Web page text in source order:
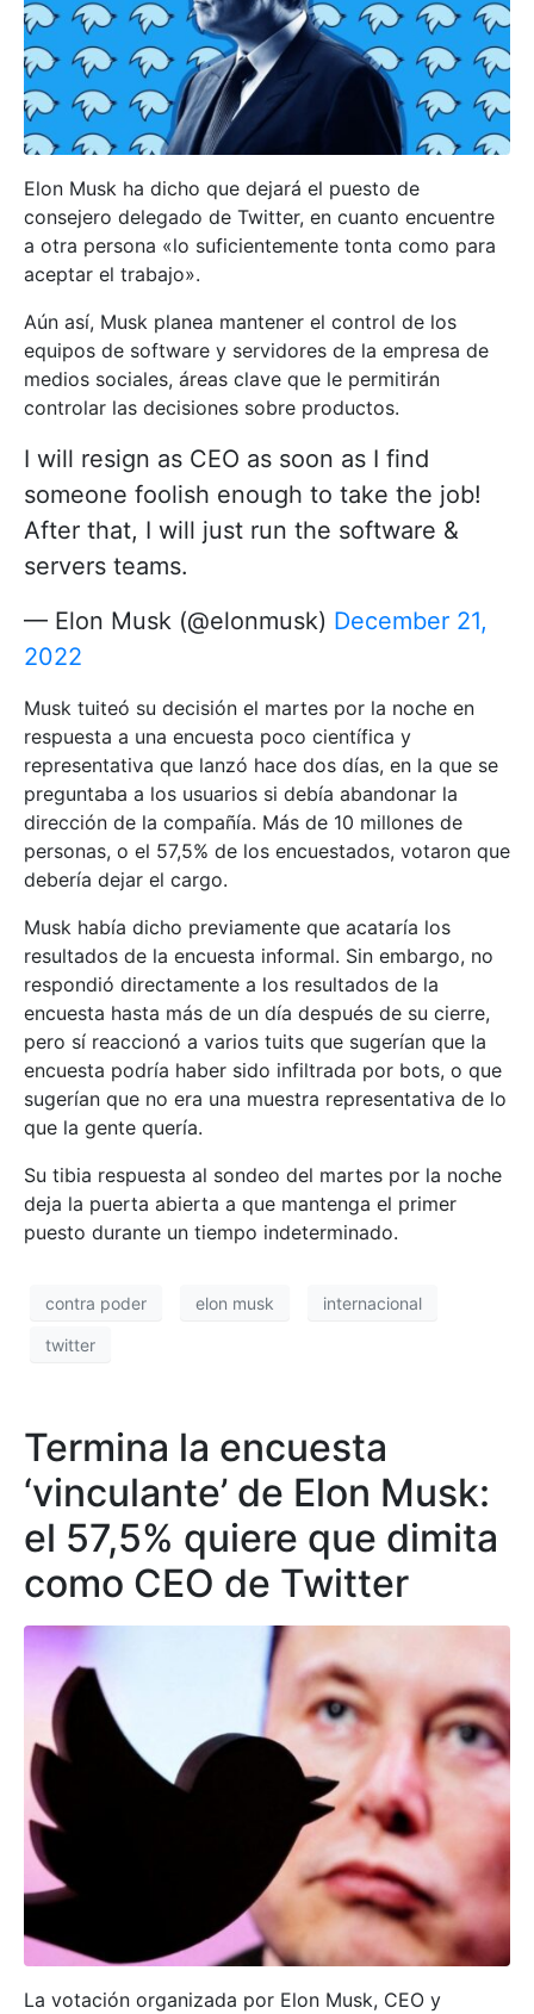
Elon Musk ha dicho que dejará el puesto de
consejero delegado de Twitter, en cuanto encuentre
a otra persona «lo suficientemente tonta como para
aceptar el trabajo».
Aún así, Musk planea mantener el control de los
equipos de software y servidores de la empresa de
medios sociales, áreas clave que le permitirán
controlar las decisiones sobre productos.
I will resign as CEO as soon as I find
someone foolish enough to take the job!
After that, I will just run the software &
servers teams.
— Elon Musk (@elonmusk) December 21,
2022
Musk tuiteó su decisión el martes por la noche en
respuesta a una encuesta poco científica y
representativa que lanzó hace dos días, en la que se
preguntaba a los usuarios si debía abandonar la
dirección de la compañía. Más de 10 millones de
personas, o el 57,5% de los encuestados, votaron que
debería dejar el cargo.
Musk había dicho previamente que acataría los
resultados de la encuesta informal. Sin embargo, no
respondió directamente a los resultados de la
encuesta hasta más de un día después de su cierre,
pero sí reaccionó a varios tuits que sugerían que la
encuesta podría haber sido infiltrada por bots, o que
sugerían que no era una muestra representativa de lo
que la gente quería.
Su tibia respuesta al sondeo del martes por la noche
deja la puerta abierta a que mantenga el primer
puesto durante un tiempo indeterminado.
contra poder elon musk internacional
twitter
Termina la encuesta
‘vinculante’ de Elon Musk:
el 57,5% quiere que dimita
como CEO de Twitter
La votación organizada por Elon Musk, CEO y